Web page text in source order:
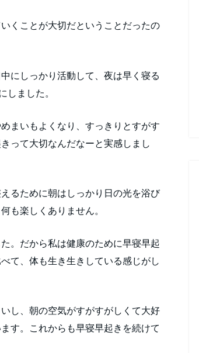
くことが大切だということだったの
にしっかり活動して、夜は早く寝る
ました。
まいもよくなり、すっきりとすがす
って大切なんだなーと実感しまし
るために朝はしっかり日の光を浴び
も楽しくありません。
。だから私は健康のために早寝早起
て、体も生き生きしている感じがし
し、朝の空気がすがすがしくて大好
す。これからも早寝早起きを続けて